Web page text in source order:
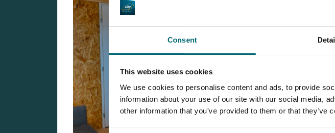
Consent
This website uses cookies
We use cookies to personalise content and ads, to provide
information about your use of our site with our social media,
other information that you’ve provided to them or that